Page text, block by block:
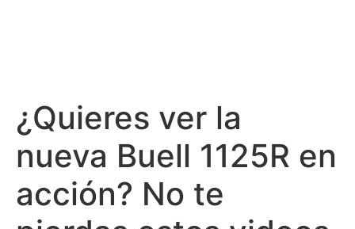
¿Quieres ver la
nueva Buell 1125R en
acción? No te